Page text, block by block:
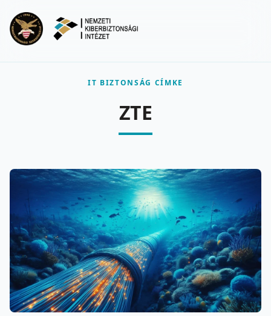
IT BIZTONSÁG CÍMKE
ZTE